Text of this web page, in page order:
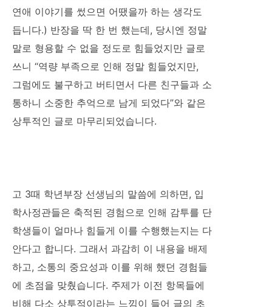
연애 이야기를 썼으면 어땠을까 하는 생각도
듭니다.) 반장을 딱 한 번 했는데, 당시엔 정말
말로 형용할 수 없을 정도로 힘들었지만 글로
쓰니 “역량 부족으로 인해 정말 힘들었지만,
그럼에도 불구하고 버티면서 다른 친구들과 소
통하니 소중한 추억으로 남게 되었다”와 같은
상투적인 글로 마무리되었습니다.
고 3때 학년부장 선생님의 말씀에 의하면, 입
학사정관들은 축적된 경험으로 인해 감투를 단
학생들이 얼마나 힘들게 이를 수행했는지는 다
안다고 합니다. 그래서 과감히 이 내용을 배제
하고, 소통의 중요성과 이를 위해 했던 경험들
에 초점을 맞췄습니다. 주제가 이전 항목들에
비해 다소 상투적이라는 느낌이 들어 글의 초